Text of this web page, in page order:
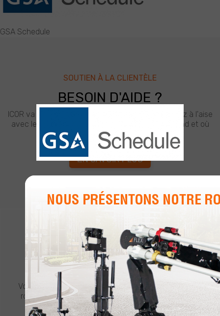
GSA Schedule
SOUTIEN À LA CLIENTÈLE
BESOIN D'AIDE ?
ICOR va au-delà des attentes de ses clients. Soyez à l'aise
avec le meilleur soutien de l'industrie d'ICOR, quand et où
vous en avez besoin.
EN SAVOIR PLUS
CONTACTEZ ICOR
DEMANDEZ UN DEVIS
Vous avez besoin de plus amples informations sur un
robot CALIBER ou un autre produit ICOR? Cliquez ci-
dessous pour demander un devis.